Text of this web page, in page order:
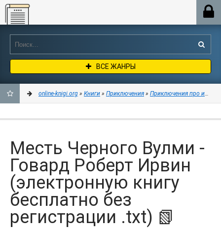
Online-knigi.org
ВСЕ ЖАНРЫ
ЗАКЛАДКИ
online-knigi.org » Книги » Приключения » Приключения про
Месть Черного Вулми -
Говард Роберт Ирвин
(электронную книгу
бесплатно без
регистрации .txt) 📗